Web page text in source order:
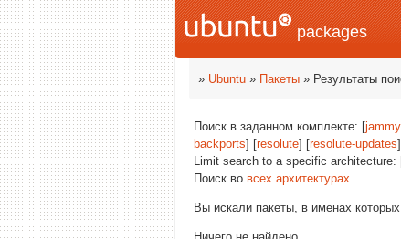
packages
» Ubuntu » Пакеты » Результаты
Поиск в заданном комплекте: [jammy
backports] [resolute] [resolute-updates
Limit search to a specific architecture:
Поиск во всех архитектурах
Вы искали пакеты, в именах